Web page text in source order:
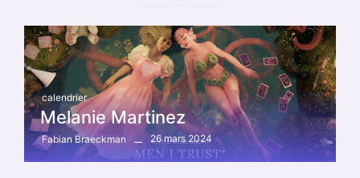
calendrier
Melanie Martinez
Fabian Braeckman 26 mars 2024